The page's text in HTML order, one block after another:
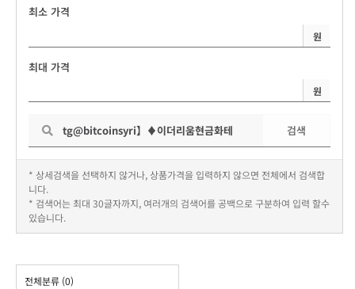
최소 가격
원
최대 가격
원
검색
* 상세검색을 선택하지 않거나, 상품가격을 입력하지 않으면 전체에서 검색합
니다.
* 검색어는 최대 30글자까지, 여러개의 검색어를 공백으로 구분하여 입력 할수
있습니다.
전체분류 (0)